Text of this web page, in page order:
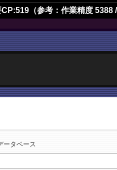
CP:519（参考：作業精度 5388 /
ータベース